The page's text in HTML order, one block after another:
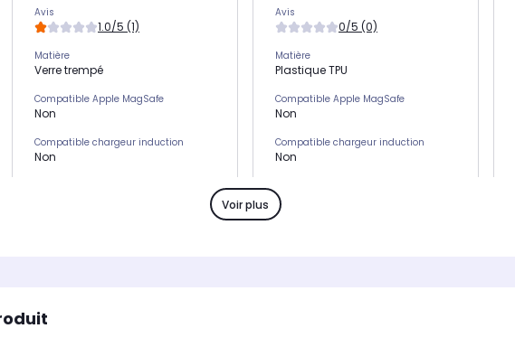
Avis
1.0/5 (1)
Matière
Verre trempé
Compatible Apple MagSafe
Non
Compatible chargeur induction
Non
Modèle compatible 1
Avis
0/5 (0)
Matière
Plastique TPU
Compatible Apple MagSafe
Non
Compatible chargeur induction
Non
Non
Voir plus